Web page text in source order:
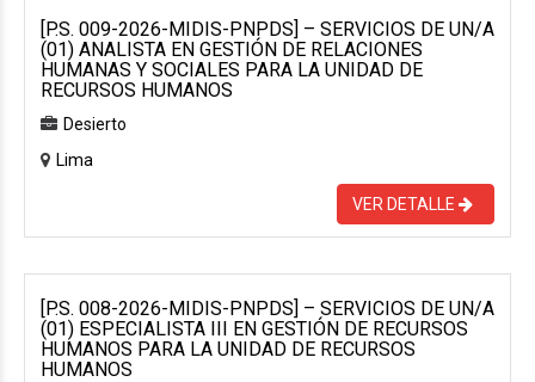
[P.S. 009-2026-MIDIS-PNPDS] – SERVICIOS DE UN/A
(01) ANALISTA EN GESTIÓN DE RELACIONES
HUMANAS Y SOCIALES PARA LA UNIDAD DE
RECURSOS HUMANOS
Desierto
Lima
VER DETALLE
[P.S. 008-2026-MIDIS-PNPDS] – SERVICIOS DE UN/A
(01) ESPECIALISTA III EN GESTIÓN DE RECURSOS
HUMANOS PARA LA UNIDAD DE RECURSOS
HUMANOS